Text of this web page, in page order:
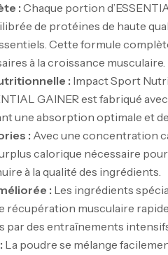
: Chaque portion
de protéines de haute
Cette formule
à la croissance musculaire.
: Impact Sport
GAINER est fabriqué
une absorption optimale et
: Avec une concentration
calorique nécessaire
à la qualité des ingrédients.
: Les ingrédients
récupération musculaire
par des entraînements
La poudre se mélange